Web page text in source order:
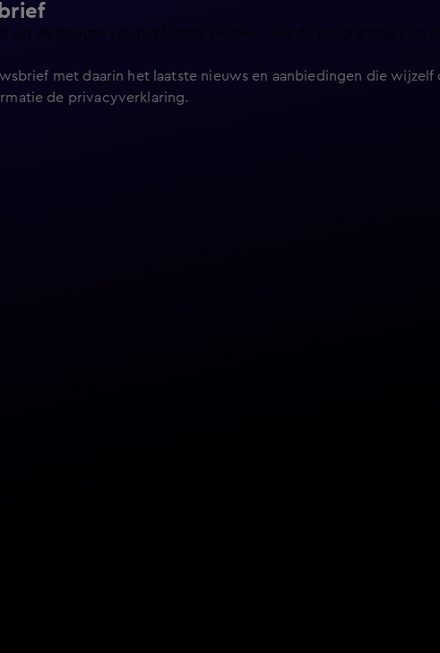
op de hoogte van het laatste nieuws over de programma’s en
met daarin het laatste nieuws en aanbiedingen die
de privacyverklaring.